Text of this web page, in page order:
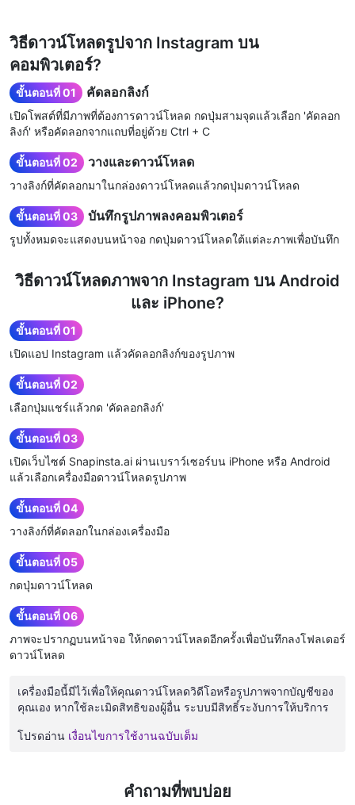
วิธีดาวน์โหลดรูปจาก Instagram บน
คอมพิวเตอร์?
ขั้นตอนที่ 01 คัดลอกลิงก์
เปิดโพสต์ที่มีภาพที่ต้องการดาวน์โหลด กดปุ่มสามจุดแล้วเลือก 'คัดลอก
ลิงก์' หรือคัดลอกจากแถบที่อยู่ด้วย Ctrl + C
ขั้นตอนที่ 02 วางและดาวน์โหลด
วางลิงก์ที่คัดลอกมาในกล่องดาวน์โหลดแล้วกดปุ่มดาวน์โหลด
ขั้นตอนที่ 03 บันทึกรูปภาพลงคอมพิวเตอร์
รูปทั้งหมดจะแสดงบนหน้าจอ กดปุ่มดาวน์โหลดใต้แต่ละภาพเพื่อบันทึก
วิธีดาวน์โหลดภาพจาก Instagram บน Android
และ iPhone?
ขั้นตอนที่ 01
เปิดแอป Instagram แล้วคัดลอกลิงก์ของรูปภาพ
ขั้นตอนที่ 02
เลือกปุ่มแชร์แล้วกด 'คัดลอกลิงก์'
ขั้นตอนที่ 03
เปิดเว็บไซต์ Snapinsta.ai ผ่านเบราว์เซอร์บน iPhone หรือ Android
แล้วเลือกเครื่องมือดาวน์โหลดรูปภาพ
ขั้นตอนที่ 04
วางลิงก์ที่คัดลอกในกล่องเครื่องมือ
ขั้นตอนที่ 05
กดปุ่มดาวน์โหลด
ขั้นตอนที่ 06
ภาพจะปรากฏบนหน้าจอ ให้กดดาวน์โหลดอีกครั้งเพื่อบันทึกลงโฟลเดอร์
ดาวน์โหลด
เครื่องมือนี้มีไว้เพื่อให้คุณดาวน์โหลดวิดีโอหรือรูปภาพจากบัญชีของ
คุณเอง หากใช้ละเมิดสิทธิของผู้อื่น ระบบมีสิทธิ์ระงับการให้บริการ
โปรดอ่าน เงื่อนไขการใช้งานฉบับเต็ม
คำถามที่พบบ่อย